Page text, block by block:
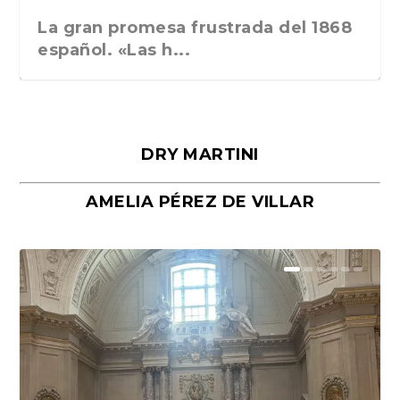
La gran promesa frustrada del 1868
español. «Las h...
Málaga, verso en azul, de Rafael
Porras y Salvador...
«La cocina hebrea. Alimentación
del pueblo judío e...
DRY MARTINI
AMELIA PÉREZ DE VILLAR